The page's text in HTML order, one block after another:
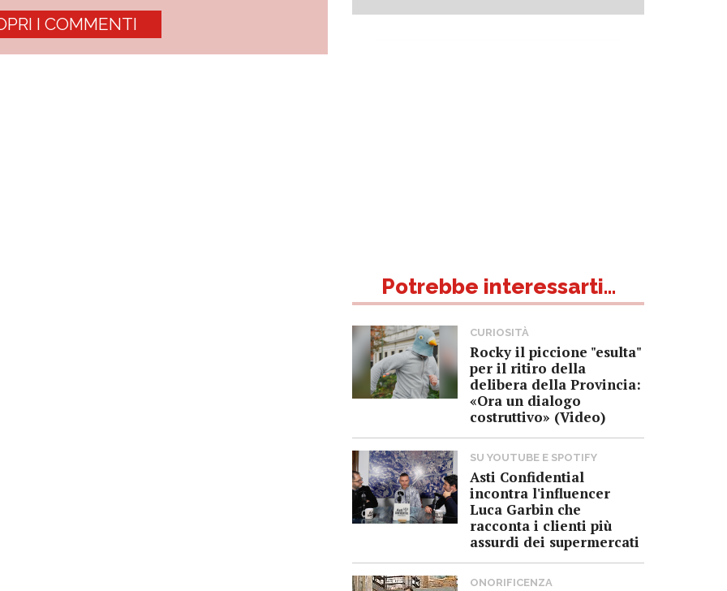
I COMMENTI
Potrebbe interessarti...
CURIOSITÀ
Rocky il piccione "esulta"
per il ritiro della
delibera della Provincia:
«Ora un dialogo
costruttivo» (Video)
SU YOUTUBE E SPOTIFY
Asti Confidential
incontra l'influencer
Luca Garbin che
racconta i clienti più
assurdi dei supermercati
ONORIFICENZA